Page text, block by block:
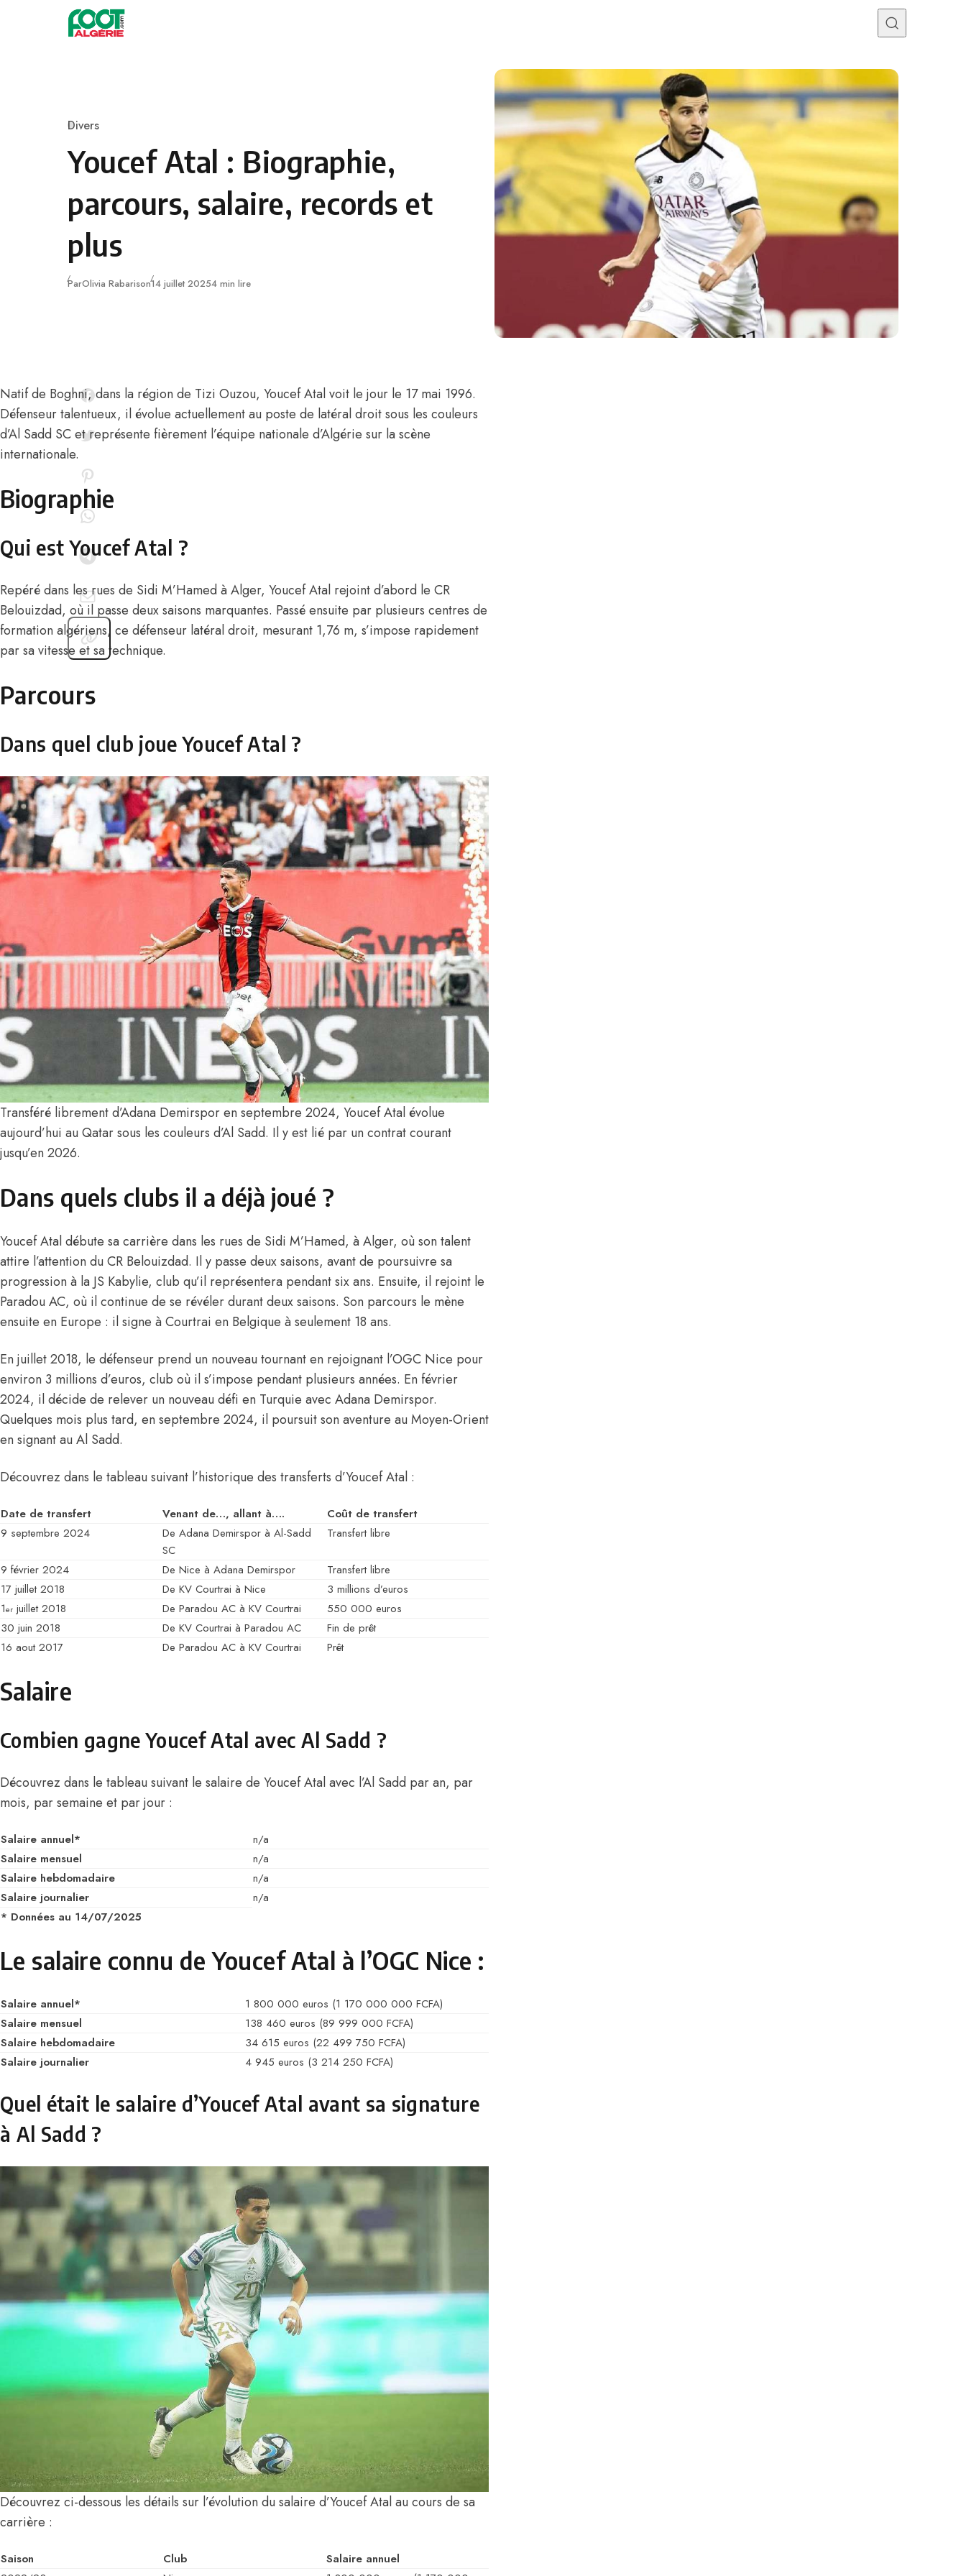
Skip to content
Category
Divers
Youcef Atal : Biographie,
parcours, salaire, records et
plus
ParOlivia RabarisonPublié
14 juillet 20254 min lire
Natif de Boghni, dans la région de Tizi Ouzou, Youcef Atalvoit le jour le 17 mai 1996.
Défenseur talentueux, il évolue actuellement au poste de latéral droit sous les couleurs
d’Al Sadd SC et représente fièrement l’équipe nationale d’Algérie sur la scène
internationale.
Biographie
Qui est Youcef Atal ?
Repéré dans les rues de Sidi M’Hamed à Alger, Youcef Atal rejoint d’abord le CR
Belouizdad, où il passe deux saisons marquantes. Passé ensuite par plusieurs centres de
formation algériens, ce défenseur latéral droit, mesurant 1,76 m, s’impose rapidement
par sa vitesse et sa technique.
Parcours
Dans quel club joue Youcef Atal ?
Transféré librement d’Adana Demirspor en septembre 2024, Youcef Atal évolue
aujourd’hui au Qatar sous les couleurs d’Al Sadd. Il y est lié par un contrat courant
jusqu’en 2026.
Dans quels clubs il a déjà joué ?
Youcef Atal débute sa carrière dans les rues de Sidi M’Hamed, à Alger, où son talent
attire l’attention du CR Belouizdad. Il y passe deux saisons, avant de poursuivre sa
progression à la JS Kabylie, club qu’il représentera pendant six ans. Ensuite, il rejoint le
Paradou AC, où il continue de se révéler durant deux saisons. Son parcours le mène
ensuite en Europe : il signe à Courtrai en Belgique à seulement 18 ans.
En juillet 2018, le défenseur prend un nouveau tournant en rejoignant l’OGC Nice pour
environ 3 millions d’euros, club où il s’impose pendant plusieurs années. En février
2024, il décide de relever un nouveau défi en Turquie avec Adana Demirspor.
Quelques mois plus tard, en septembre 2024, il poursuit son aventure au Moyen-Orient
en signant au Al Sadd.
Découvrez dans le tableau suivant l’historique des transferts d’Youcef Atal :
Date de transfert Venant de…, allant à….
Coût de transfert
9 septembre 2024
De Adana Demirspor à Al-Sadd
SC
Transfert libre
9 février 2024 De Nice à Adana Demirspor
Transfert libre
17 juillet 2018
De KV Courtrai à Nice
3 millions d’euros
1er juillet 2018 De Paradou AC à KV Courtrai
550 000 euros
30 juin 2018
De KV Courtrai à Paradou AC
Fin de prêt
16 aout 2017
De Paradou AC à KV Courtrai Prêt
Salaire
Combien gagne Youcef Atal avec Al Sadd ?
Découvrez dans le tableau suivant le salaire de Youcef Atal avec l’Al Sadd par an, par
mois, par semaine et par jour :
Salaire annuel*
n/a
Salaire mensuel
n/a
Salaire hebdomadaire
n/a
Salaire journalier
n/a
* Données au 14/07/2025
Le salaire connu de Youcef Atal à l’OGC Nice :
Salaire annuel*
1 800 000 euros (1 170 000 000 FCFA)
Salaire mensuel
138 460 euros (89 999 000 FCFA)
Salaire hebdomadaire
34 615 euros (22 499 750 FCFA)
Salaire journalier
4 945 euros (3 214 250 FCFA)
Quel était le salaire d’Youcef Atal avant sa signature
à Al Sadd ?
Découvrez ci-dessous les détails sur l’évolution du salaire d’Youcef Atal au cours de sa
carrière :
Saison Club
Salaire annuel